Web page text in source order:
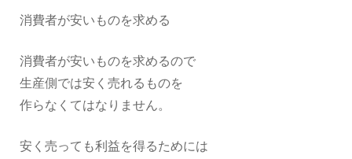
消費者が安いものを求める
消費者が安いものを求めるので
生産側では安く売れるものを
作らなくてはなりません。
安く売っても利益を得るためには